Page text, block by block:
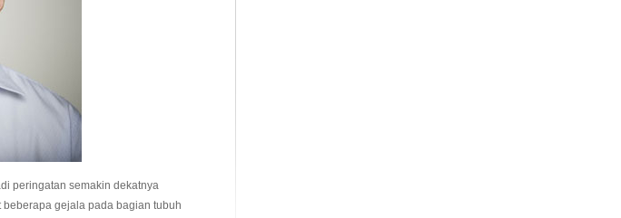
peringatan semakin dekatnya
gejala pada bagian tubuh